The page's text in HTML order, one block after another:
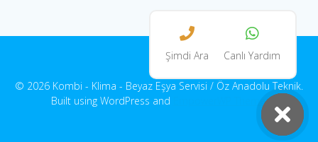
© 2026 Kombi - Klima - Beyaz Eşya Servisi / Öz Anadolu Teknik.
Built using WordPress and
EmpowerWP Theme.
Şimdi Ara Canlı Yardım